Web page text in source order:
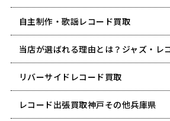
自主制作・歌謡レコード買取
当店が選ばれる理由とは？ジャズ・レ
リバーサイドレコード買取
レコード出張買取神戸その他兵庫県